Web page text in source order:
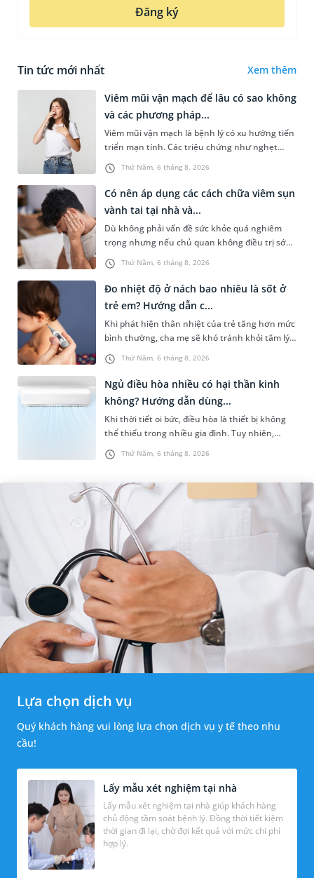
Đăng ký
Tin tức mới nhất Xem thêm
Thứ Năm, 6 tháng 8, 2026
Viêm mũi vận mạch để lâu có sao không
và các phương pháp...
Viêm mũi vận mạch là bệnh lý có xu hướng tiến
triển mạn tính. Các triệu chứng như nghẹt
mũi, chảy nước mũi thường xuyên khiến người
bệnh khó chịu. Tuy nhiên,...
Thứ Năm, 6 tháng 8, 2026
Có nên áp dụng các cách chữa viêm sụn
vành tai tại nhà và...
Dù không phải vấn đề sức khỏe quá nghiêm
trọng nhưng nếu chủ quan không điều trị sớm,
người bệnh có thể phải đối mặt với một số biến
chứng. Nếu chưa xuất hiệ...
Thứ Năm, 6 tháng 8, 2026
Đo nhiệt độ ở nách bao nhiêu là sốt ở
trẻ em? Hướng dẫn c...
Khi phát hiện thân nhiệt của trẻ tăng hơn mức
bình thường, cha mẹ sẽ khó tránh khỏi tâm lý
lo lắng. Tuy nhiên, không phải ai cũng biết đo
nhiệt độ ở nách bao...
Thứ Năm, 6 tháng 8, 2026
Ngủ điều hòa nhiều có hại thần kinh
không? Hướng dẫn dùng...
Khi thời tiết oi bức, điều hòa là thiết bị không
thể thiếu trong nhiều gia đình. Tuy nhiên,
nhiều người lo ngại rằng việc ngủ trong phòng
điều hòa mỗi đêm có...
Lựa chọn dịch vụ
Quý khách hàng vui lòng lựa chọn dịch vụ y tế theo nhu
cầu!
Lấy mẫu xét nghiệm tại nhà
Lấy mẫu xét nghiệm tại nhà giúp khách hàng
chủ động tầm soát bệnh lý. Đồng thời tiết kiệm
thời gian đi lại, chờ đợi kết quả với mức chi phí
hợp lý.